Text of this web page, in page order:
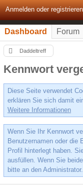
Anmelden oder registrieren
Dashboard Forum
Daddeltreff
Kennwort
Diese Seite verwendet
erklären Sie sich damit
Weitere Informationen
Wenn Sie Ihr Kennwort
Benutzernamen oder die
Profil hinterlegt haben.
ausfüllen. Wenn Sie
bitte an den Administrator.